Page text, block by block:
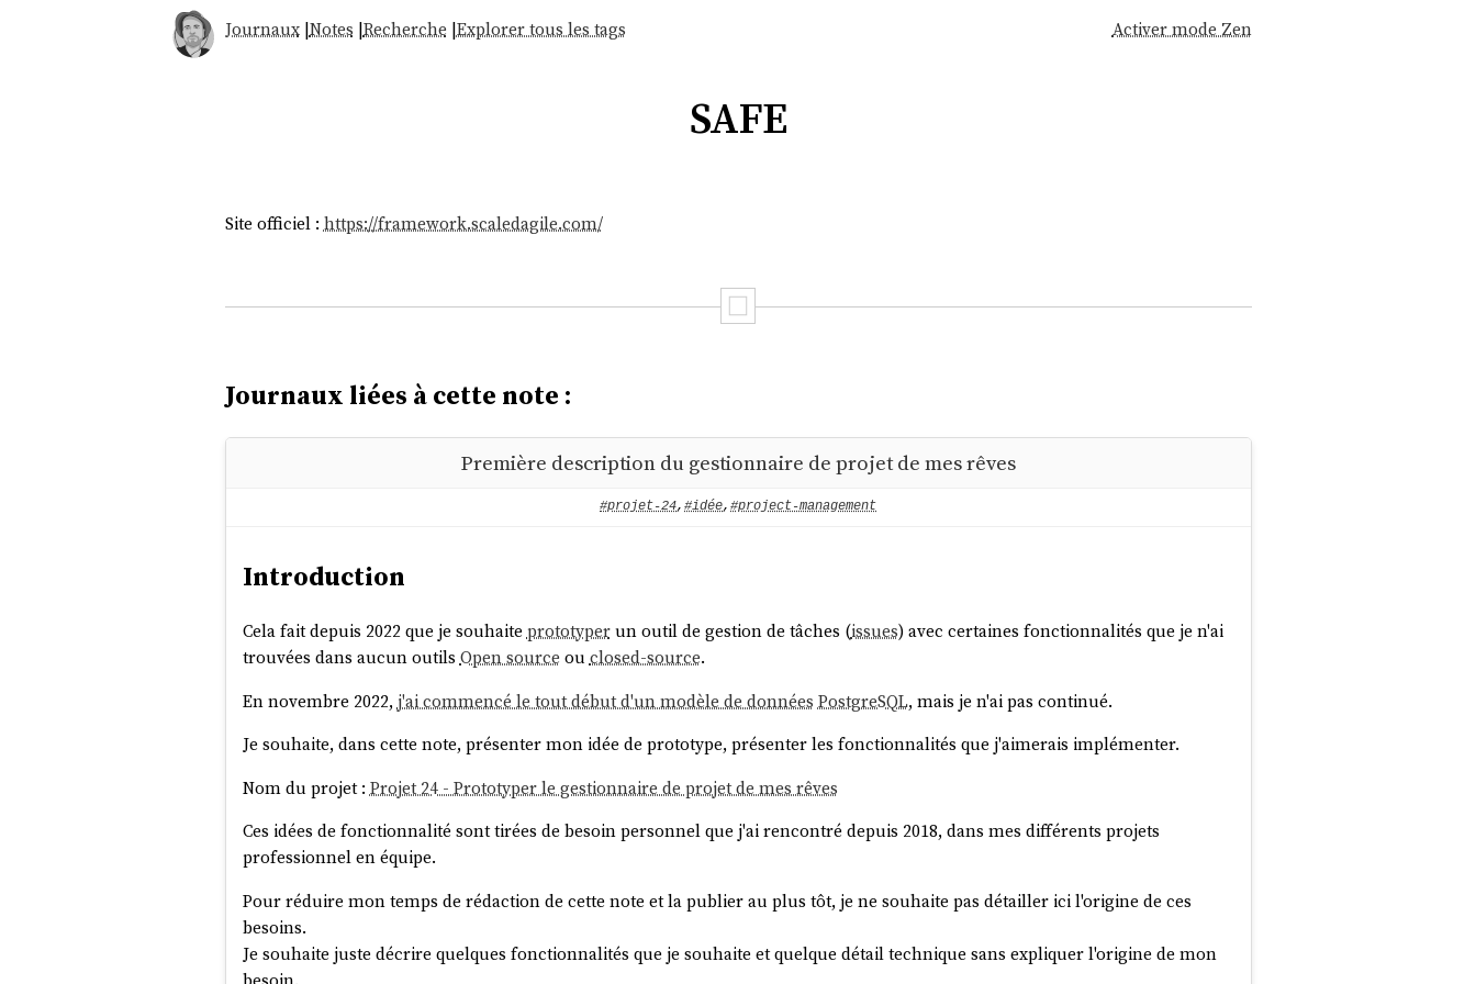
Journaux|Notes |Recherche |Explorer tous les tags Activer mode Zen
SAFE
Site officiel : https://framework.scaledagile.com/
Journaux liées à cette note :
Première description du gestionnaire de projet de mes rêves
#projet-24, #idée, #project-management
Introduction
Cela fait depuis 2022 que je souhaiteprototyperun outil de gestion de tâches (issues) avec certaines fonctionnalités que je n'ai
trouvées dans aucun outilsOpen source ouclosed-source.
En novembre 2022, j'ai commencé le tout début d'un modèle de données PostgreSQL, mais je n'ai pas continué.
Je souhaite, dans cette note, présenter mon idée de prototype, présenter les fonctionnalités que j'aimerais implémenter.
Nom du projet : Projet 24 - Prototyper le gestionnaire de projet de mes rêves
Ces idées de fonctionnalité sont tirées de besoin personnel que j'ai rencontré depuis 2018, dans mes différents projets
professionnel en équipe.
Pour réduire mon temps de rédaction de cette note et la publier au plus tôt, je ne souhaite pas détailler ici l'origine de ces
besoins.
Je souhaite juste décrire quelques fonctionnalités que je souhaite et quelque détail technique sans expliquer l'origine de mon